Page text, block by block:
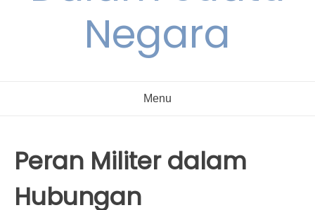
Negara
Menu
Peran Militer dalam
Hubungan